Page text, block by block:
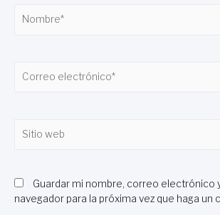
electrónico*
web
Guardar mi nombre, correo electrónico
navegador para la próxima vez que haga un